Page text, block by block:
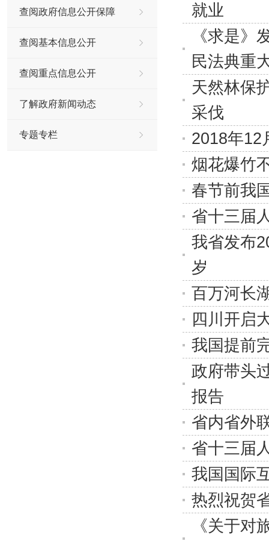
查阅政府信息公开保障
查阅基本信息公开
查阅重点信息公开
了解政府新闻动态
专题专栏
就业
《求是》
民法典重
天然林保
采伐
2018年12
烟花爆竹
春节前我
省十三届
我省发布
岁
百万河长
四川开启
我国提前
政府带头
报告
省内省外
省十三届
我国国际
热烈祝贺
《关于对